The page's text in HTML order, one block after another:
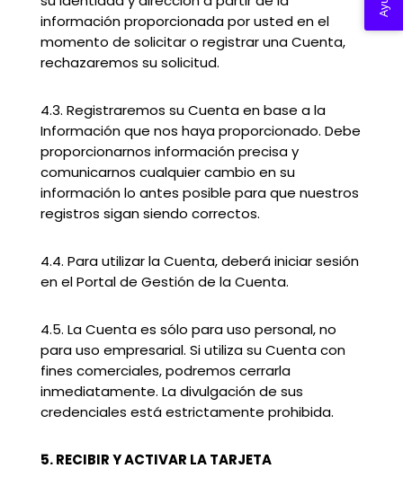
información proporcionada por usted en el
momento de solicitar o registrar una Cuenta,
rechazaremos su solicitud.
4.3. Registraremos su Cuenta en base a la
Información que nos haya proporcionado. Debe
proporcionarnos información precisa y
comunicarnos cualquier cambio en su
información lo antes posible para que nuestros
registros sigan siendo correctos.
4.4. Para utilizar la Cuenta, deberá iniciar sesión
en el Portal de Gestión de la Cuenta.
4.5. La Cuenta es sólo para uso personal, no
para uso empresarial. Si utiliza su Cuenta con
fines comerciales, podremos cerrarla
inmediatamente. La divulgación de sus
credenciales está estrictamente prohibida.
5. RECIBIR Y ACTIVAR LA TARJETA